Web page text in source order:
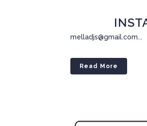
melladjs@gmail.com...
Read More